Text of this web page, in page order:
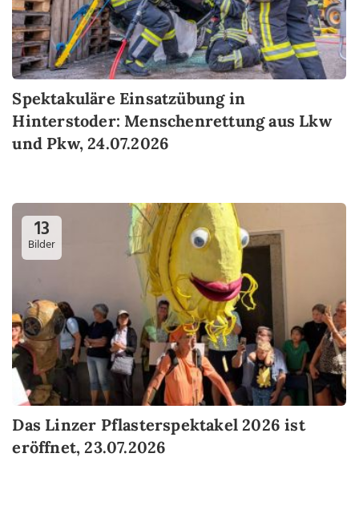
Spektakuläre Einsatzübung in
Hinterstoder: Menschenrettung aus Lkw
und Pkw, 24.07.2026
13
Bilder
Das Linzer Pflasterspektakel 2026 ist
eröffnet, 23.07.2026